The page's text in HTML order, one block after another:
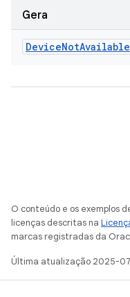
Gera
DeviceNotAvailable
O conteúdo e os exemplos
licenças descritas na
marcas registradas da
Última atualização 2025-